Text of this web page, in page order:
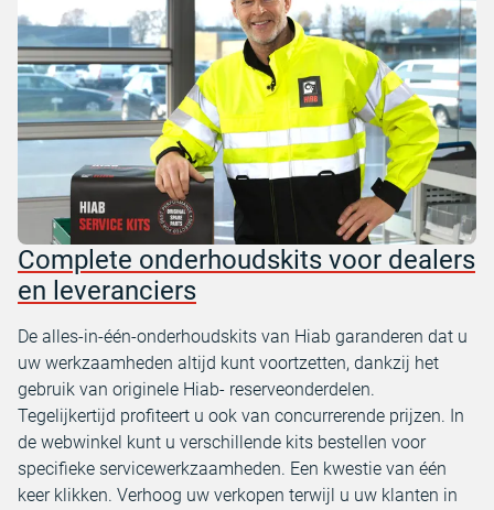
Complete onderhoudskits voor dealers
en leveranciers
De alles-in-één-onderhoudskits van Hiab garanderen dat u
uw werkzaamheden altijd kunt voortzetten, dankzij het
gebruik van originele Hiab- reserveonderdelen.
Tegelijkertijd profiteert u ook van concurrerende prijzen. In
de webwinkel kunt u verschillende kits bestellen voor
specifieke servicewerkzaamheden. Een kwestie van één
keer klikken. Verhoog uw verkopen terwijl u uw klanten in